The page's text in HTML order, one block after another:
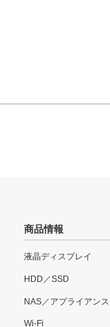
商品情報
液晶ディスプレイ
HDD／SSD
NAS／アプライアンス
Wi-Fi